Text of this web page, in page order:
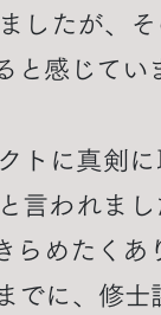
したが、
感じてい
トに真剣
言われま
らめたく
でに、修